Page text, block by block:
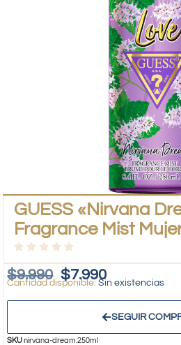
GUESS «Nirvana
Fragrance Mist
$9.990 $7.990Sin existencias
SEGUIR
SKUnirvana-dream.250ml